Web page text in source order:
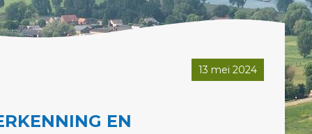
EN
13 mei 2024